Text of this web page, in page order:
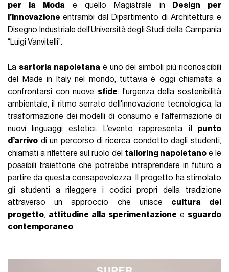
per la Moda e quello Magistrale in Design per
l’innovazioneentrambi dal Dipartimento di Architettura e
Disegno Industriale dell’Università degli Studi della Campania
“Luigi Vanvitelli”.
La sartoria napoletana è uno dei simboli più riconoscibili
del Made in Italy nel mondo, tuttavia è oggi chiamata a
confrontarsi con nuove sfide: l'urgenza della sostenibilità
ambientale, il ritmo serrato dell'innovazione tecnologica, la
trasformazione dei modelli di consumo e l'affermazione di
nuovi linguaggi estetici. L’evento rappresenta il punto
d’arrivo di un percorso di ricerca condotto dagli studenti,
chiamati a riflettere sul ruolo del tailoring napoletano e le
possibili traiettorie che potrebbe intraprendere in futuro a
partire da questa consapevolezza. Il progetto ha stimolato
gli studenti a rileggere i codici propri della tradizione
attraverso un approccio che unisce cultura del
progetto, attitudine alla sperimentazione e sguardo
contemporaneo.